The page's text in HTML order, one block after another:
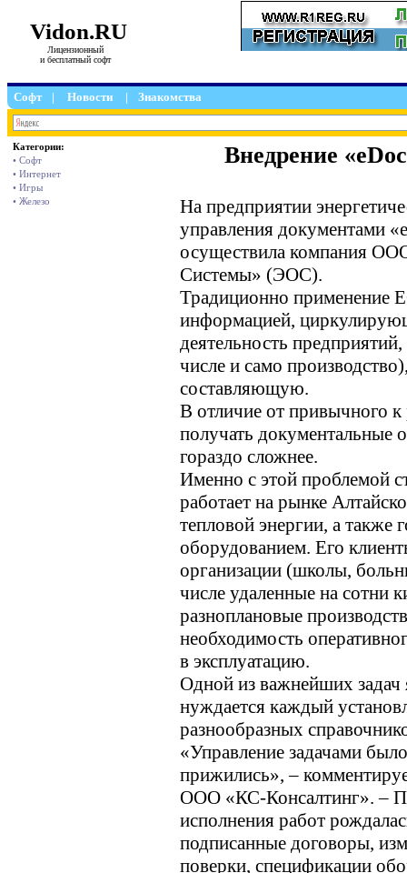
Vidon.RU
Лицензионный
и бесплатный софт
Софт | Новости | Знакомства
Категории:
• Софт
• Интернет
• Игры
• Железо
Внедрение
На предприятии
управления документами
осуществила компания
Системы» (ЭОС).
Традиционно применение
информацией,
деятельность
числе и само
составляющую.
В отличие от привычного к
получать документальные
гораздо сложнее.
Именно с этой проблемой
работает на рынке
тепловой энергии, а также
оборудованием. Его
организации (школы,
числе удаленные на сотни
разноплановые
необходимость
в эксплуатацию.
Одной из важнейших задач
нуждается каждый
разнообразных
«Управление задачами
прижились», –
ООО «КС-Консалтинг». –
исполнения работ
подписанные договоры,
поверки, спецификации